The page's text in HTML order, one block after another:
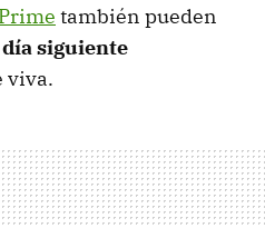
también pueden
siguiente
viva.